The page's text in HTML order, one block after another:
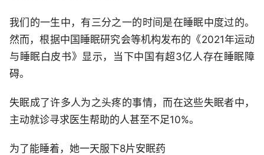
我们的一生中，有三分之一的时间是在睡眠中度过的。
然而，根据中国睡眠研究会等机构发布的《2021年运动
与睡眠白皮书》显示，当下中国有超3亿人存在睡眠障
碍。
失眠成了许多人为之头疼的事情，而在这些失眠者中，
主动就诊寻求医生帮助的人甚至不足10%。
为了能睡着，她一天服下8片安眠药